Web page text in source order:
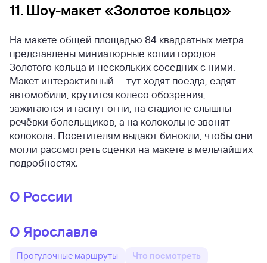
11. Шоу-макет «Золотое кольцо»
На макете общей площадью 84 квадратных метра
представлены миниатюрные копии городов
Золотого кольца и нескольких соседних с ними.
Макет интерактивный — тут ходят поезда, ездят
автомобили, крутится колесо обозрения,
зажигаются и гаснут огни, на стадионе слышны
речёвки болельщиков, а на колокольне звонят
колокола. Посетителям выдают бинокли, чтобы они
могли рассмотреть сценки на макете в мельчайших
подробностях.
О России
О Ярославле
Прогулочные маршруты Что посмотреть